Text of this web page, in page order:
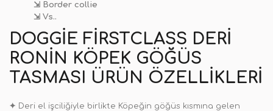
⇲ Border collie
⇲ Vs..
DOGGIE FIRSTCLASS DERI
RONIN KÖPEK GÖĞÜS
TASMASI ÜRÜN ÖZELLIKLERI
✦ Deri el işciliğiyle birlikte Köpeğin göğüs kısmına gelen